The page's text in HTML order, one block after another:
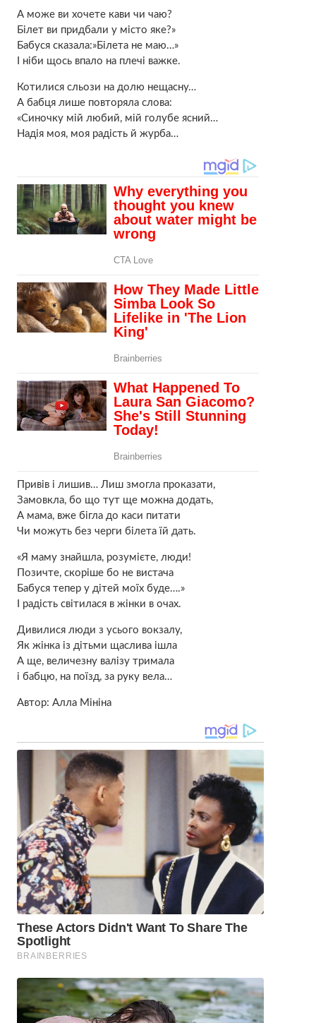
А може ви хочете кави чи чаю?
Білет ви придбали у місто яке?»
Бабуся сказала:»Білета не маю…»
І ніби щось впало на плечі важке.
Котилися сльози на долю нещасну…
А бабця лише повторяла слова:
«Синочку мій любий, мій голубе ясний…
Надія моя, моя радість й журба…
Привів і лишив… Лиш змогла проказати,
Замовкла, бо що тут ще можна додать,
А мама, вже бігла до каси питати
Чи можуть без черги білета їй дать.
«Я маму знайшла, розумієте, люди!
Позичте, скоріше бо не вистача
Бабуся тепер у дітей моїх буде….»
І радість світилася в жінки в очах.
Дивилися люди з усього вокзалу,
Як жінка із дітьми щаслива ішла
А ще, величезну валізу тримала
і бабцю, на поїзд, за руку вела…
Автор: Алла Мініна